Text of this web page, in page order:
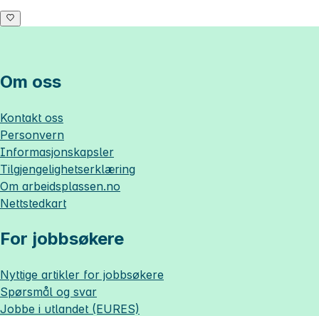
Om oss
Kontakt oss
Personvern
Informasjonskapsler
Tilgjengelighetserklæring
Om arbeidsplassen.no
Nettstedkart
For jobbsøkere
Nyttige artikler for jobbsøkere
Spørsmål og svar
Jobbe i utlandet (EURES)